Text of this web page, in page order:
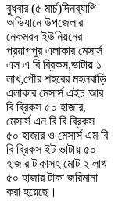
বুধবার (৫ মার্চ)দিনব্যাপি
অভিযানে উপজেলার
নেকমরদ ইউনিয়নের
প্রয়াগপুর এলাকার মেসার্স
এস এ বি ব্রিকস,ভাটায় ১
লাখ,পৌর শহরের মহলবাড়ি
এলাকার মেসার্স এইচ আর
বি ব্রিকস ৫০ হাজার,
মেসার্স এন বি বি ব্রিকস
৫০ হাজার ও মেসার্স এম বি
বি ব্রিকস ইট ভাটায় ৫০
হাজার টাকাসহ মোট ২ লাখ
৫০ হাজার টাকা জরিমানা
করা হয়েছে।